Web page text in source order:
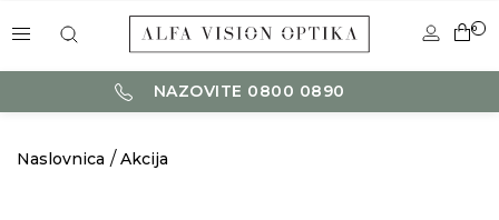
0
NAZOVITE 0800 0890
Naslovnica Akcija